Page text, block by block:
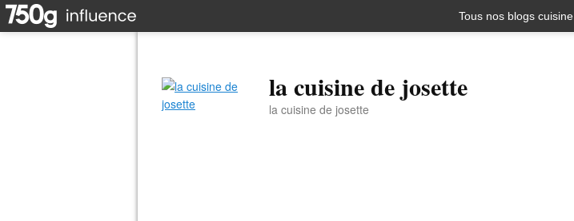
Tous nos blogs cuisine
la cuisine de josette
la cuisine de josette